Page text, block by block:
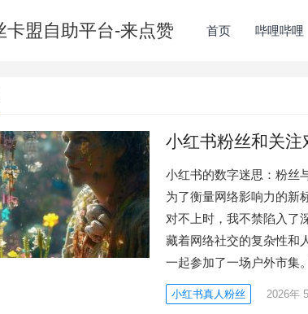
卡盟自助平台-来点赞 首页 哔哩哔哩
小红书粉丝和关
小红书的数字迷思：粉丝
为了衡量网络影响力的新
对不上时，我不禁陷入了
藏着网络社交的复杂性和
一起参加了一场户外市集
小红书真人粉丝 2026年